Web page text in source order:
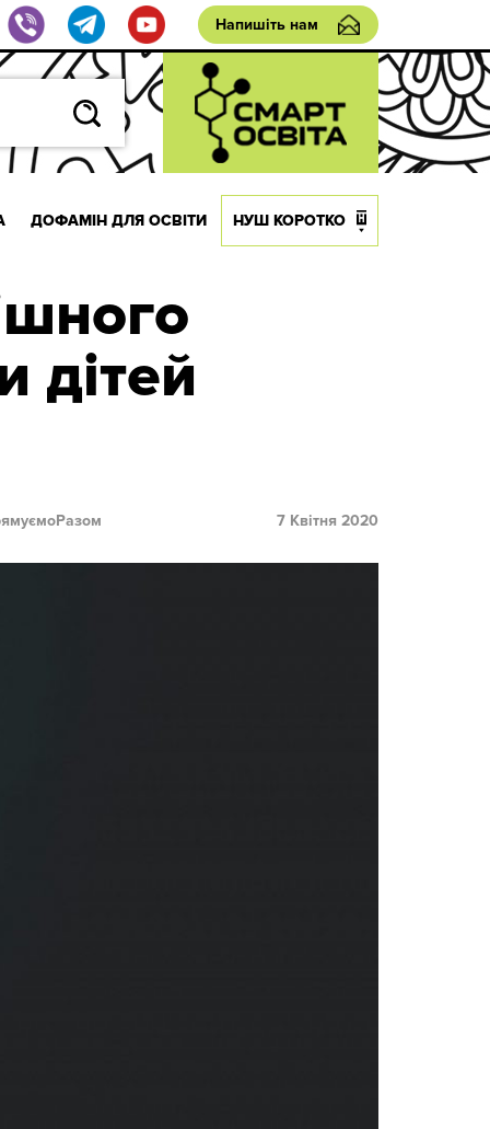
Напишіть нам
ДОФАМІН ДЛЯ ОСВІТИ НУШ КОРОТКО
дітей
7 Квітня 2020